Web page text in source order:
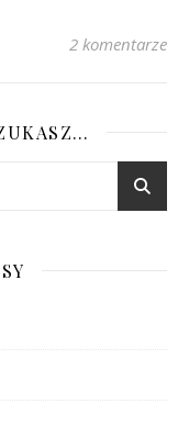
2 komentarze